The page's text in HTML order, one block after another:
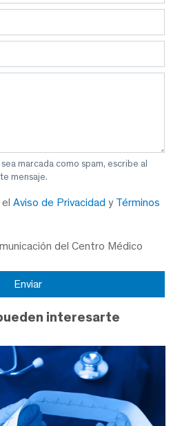
marcada como spam, escribe al
mensaje.
Aviso de Privacidad y Términos
del Centro Médico
interesarte